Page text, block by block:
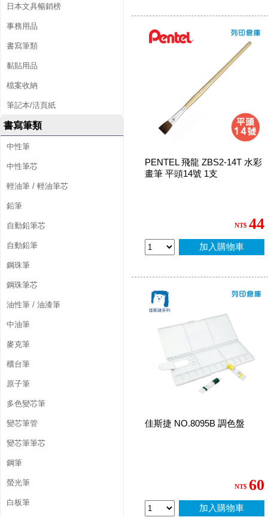
日本文具暢銷榜
事務用品
書寫筆類
黏貼用品
檔案收納
筆記本/活頁紙
書寫筆類
中性筆
中性筆芯
輕油筆 / 輕油筆芯
鉛筆
自動鉛筆芯
自動鉛筆
鋼珠筆
鋼珠筆芯
油性筆 / 油漆筆
中油筆
麥克筆
櫃台筆
原子筆
多色變芯筆
變芯筆管
變芯筆筆芯
鋼筆
螢光筆
白板筆
PENTEL 飛龍 ZBS2-14T 水彩
畫筆 平頭14號 1支
NT$ 44
加入購物車
佳斯捷 NO.8095B 調色盤
NT$ 60
加入購物車